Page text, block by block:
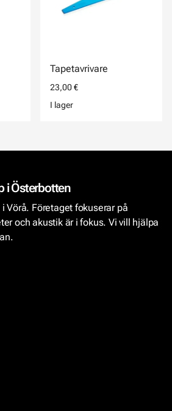
Tapetavrivare
23,00 €
I lager
i Österbotten
Vörå. Företaget fokuserar på
och akustik är i fokus. Vi vill hjälpa